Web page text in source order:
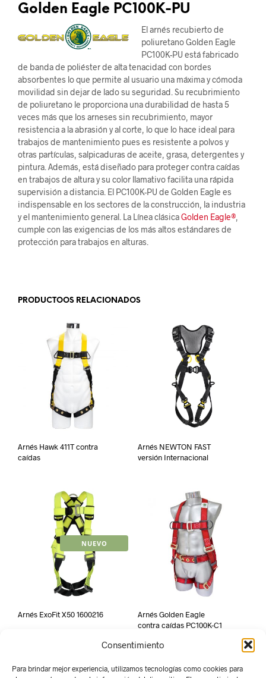
Consentimiento
Para brindar mejor experiencia, utilizamos tecnologías como cookies para
Golden Eagle PC100K-PU
El arnés recubierto de
poliuretano Golden Eagle
PC100K-PU está fabricado
de banda de poliéster de alta tenacidad con bordes
absorbentes lo que permite al usuario una máxima y cómoda
movilidad sin dejar de lado su seguridad. Su recubrimiento
de poliuretano le proporciona una durabilidad de hasta 5
veces más que los arneses sin recubrimiento, mayor
resistencia a la abrasión y al corte, lo que lo hace ideal para
trabajos de mantenimiento pues es resistente a polvos y
otras partículas, salpicaduras de aceite, grasa, detergentes y
pintura. Además, está diseñado para proteger contra caídas
en trabajos de altura y su color llamativo facilita una rápida
supervisión a distancia. El PC100K-PU de Golden Eagle es
indispensable en los sectores de la construcción, la industria
y el mantenimiento general. La Línea clásicaGolden Eagle®
cumple con las exigencias de los más altos estándares de
protección para trabajos en alturas.
PRODUCTOOS RELACIONADOS
Arnés Hawk 411T contra
caídas
Arnés NEWTON FAST
versión Internacional
NUEVO
Arnés ExoFit X50 1600216
Arnés Golden Eagle
contra caídas PC100K-C1